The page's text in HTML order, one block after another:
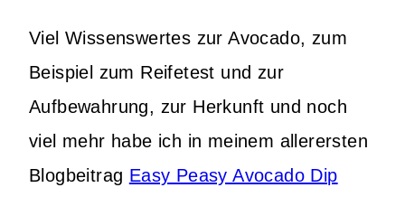
Viel Wissenswertes zur Avocado, zum
Beispiel zum Reifetest und zur
Aufbewahrung, zur Herkunft und noch
viel mehr habe ich in meinem allerersten
Blogbeitrag Easy Peasy Avocado Dip